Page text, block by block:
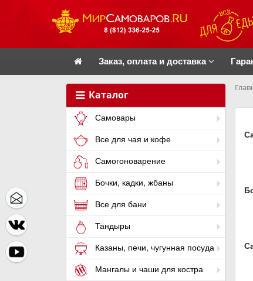
Заказ, оплата и доставка
Каталог
Самовары
Все для чая и кофе
Самогоноварение
Бочки, кадки, жбаны
Все для бани
Тандыры
Казаны, печи, чугунная посуда
Мангалы и чаши для костра